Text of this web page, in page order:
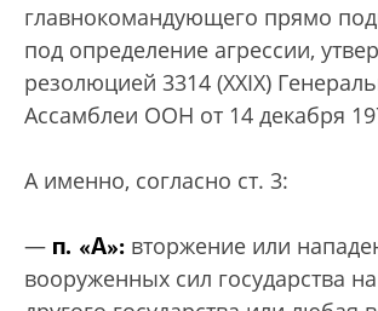
главнокомандующего прямо
под определение агрессии,
резолюцией 3314 (ХХIХ)
Ассамблеи ООН от 14 декабря
А именно, согласно ст. 3:
— п. «А»: вторжение или
вооруженных сил государства